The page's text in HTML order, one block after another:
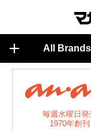
All Brands
毎週水曜日発
1970年創刊